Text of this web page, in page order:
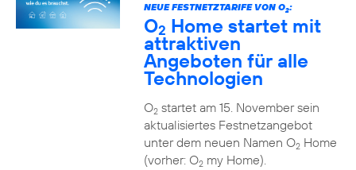
NEUE FESTNETZTARIFE VON O2:
O2 Home startet mit
attraktiven
Angeboten für alle
Technologien
O2startet am 15. November sein
aktualisiertes Festnetzangebot
unter dem neuen Namen O2Home
(vorher: O2my Home).